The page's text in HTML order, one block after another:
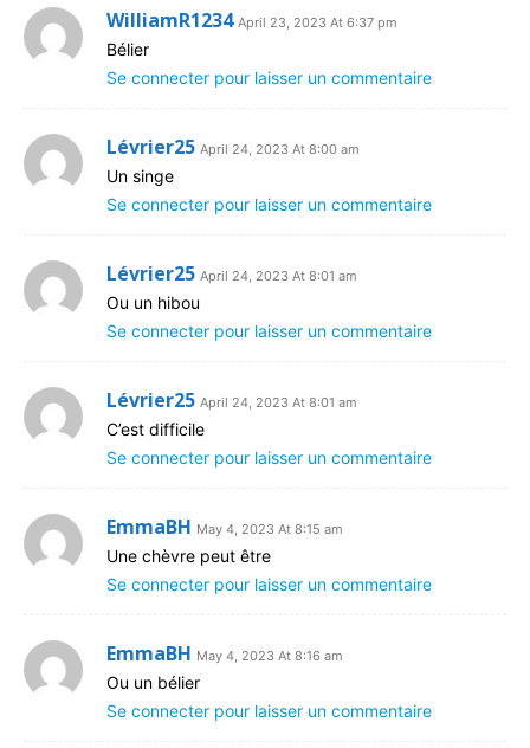
WilliamR1234 April 23, 2023 At 6:37 pm
Bélier
Se connecter pour laisser un commentaire
Lévrier25 April 24, 2023 At 8:00 am
Un singe
Se connecter pour laisser un commentaire
Lévrier25 April 24, 2023 At 8:01 am
Ou un hibou
Se connecter pour laisser un commentaire
Lévrier25 April 24, 2023 At 8:01 am
C’est difficile
Se connecter pour laisser un commentaire
EmmaBH May 4, 2023 At 8:15 am
Une chèvre peut être
Se connecter pour laisser un commentaire
EmmaBH May 4, 2023 At 8:16 am
Ou un bélier
Se connecter pour laisser un commentaire